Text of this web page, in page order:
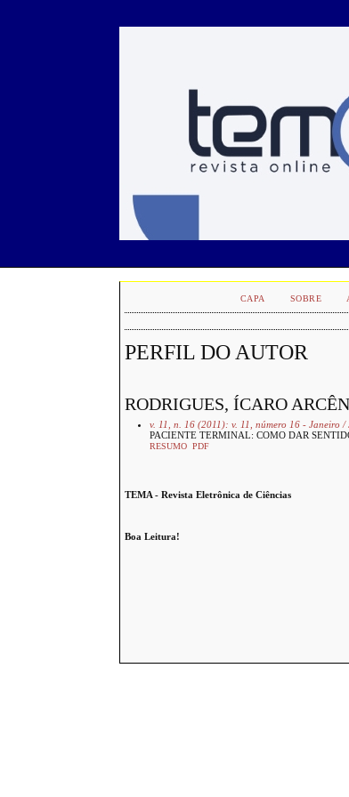
CAPA SOBRE
PERFIL DO AUTOR
RODRIGUES, ÍCARO
v. 11, n. 16 (2011): v. 11, número 16 - Janeiro /
PACIENTE TERMINAL: COMO DAR
RESUMO PDF
TEMA - Revista Eletrônica de Ciências
Boa Leitura!